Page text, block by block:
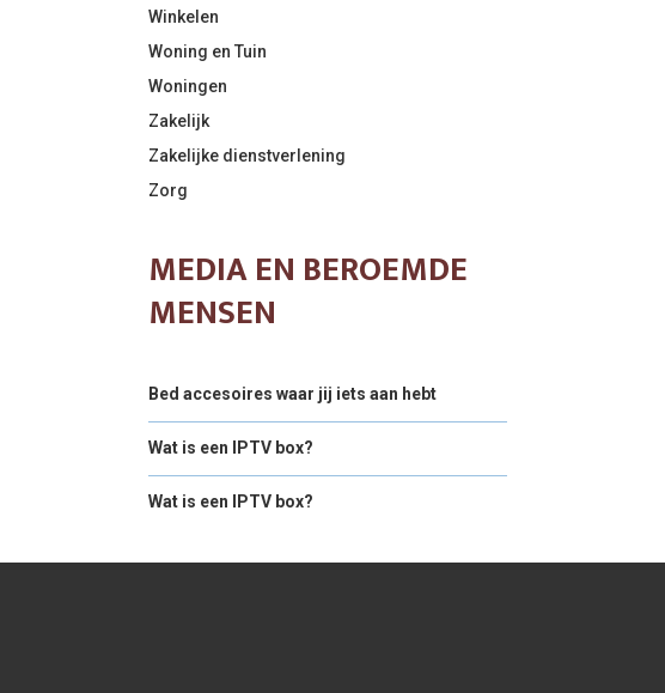
Winkelen
Woning en Tuin
Woningen
Zakelijk
Zakelijke dienstverlening
Zorg
MEDIA EN BEROEMDE
MENSEN
Bed accesoires waar jij iets aan hebt
Wat is een IPTV box?
Wat is een IPTV box?